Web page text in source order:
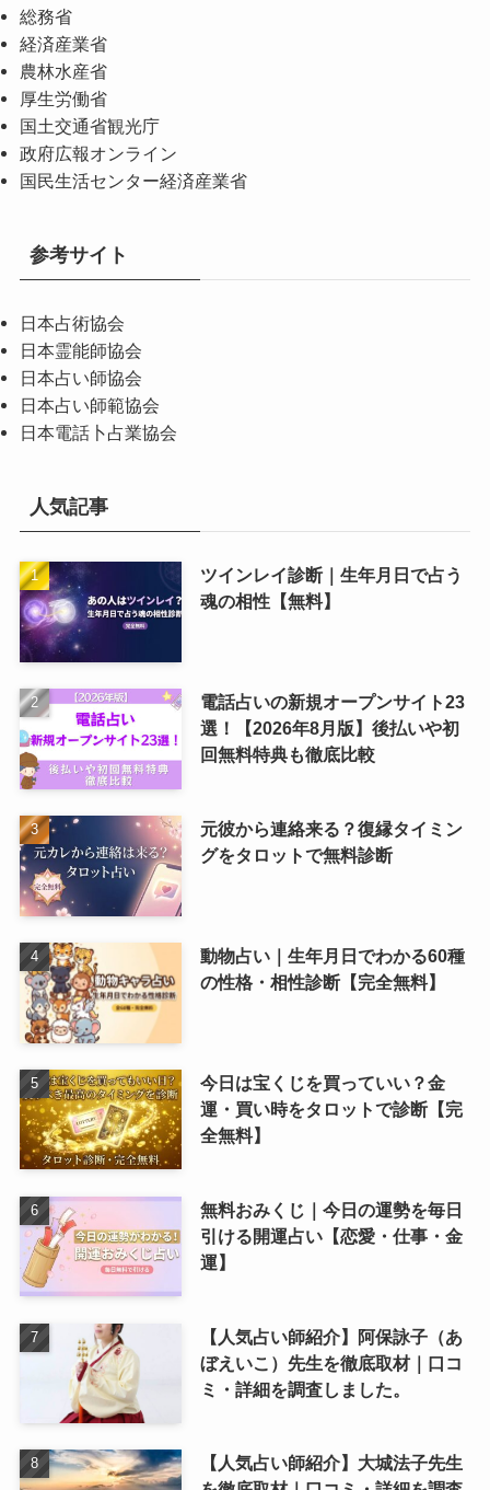
総務省
経済産業省
農林水産省
厚生労働省
国土交通省観光庁
政府広報オンライン
国民生活センター経済産業省
参考サイト
日本占術協会
日本霊能師協会
日本占い師協会
日本占い師範協会
日本電話卜占業協会
人気記事
ツインレイ診断｜生年月日で占う
魂の相性【無料】
電話占いの新規オープンサイト23
選！【2026年8月版】後払いや初
回無料特典も徹底比較
元彼から連絡来る？復縁タイミン
グをタロットで無料診断
動物占い｜生年月日でわかる60種
の性格・相性診断【完全無料】
今日は宝くじを買っていい？金
運・買い時をタロットで診断【完
全無料】
無料おみくじ｜今日の運勢を毎日
引ける開運占い【恋愛・仕事・金
運】
【人気占い師紹介】阿保詠子（あ
ぼえいこ）先生を徹底取材｜口コ
ミ・詳細を調査しました。
【人気占い師紹介】大城法子先生